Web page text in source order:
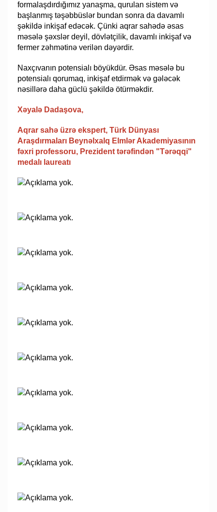
formalaşdırdığımız yanaşma, qurulan sistem və
başlanmış təşəbbüslər bundan sonra da davamlı
şəkildə inkişaf edəcək. Çünki aqrar sahədə əsas
məsələ şəxslər deyil, dövlətçilik, davamlı inkişaf və
fermer zəhmətinə verilən dəyərdir.
Naxçıvanın potensialı böyükdür. Əsas məsələ bu
potensialı qorumaq, inkişaf etdirmək və gələcək
nəsillərə daha güclü şəkildə ötürməkdir.
Xəyalə Dadaşova,
Aqrar sahə üzrə ekspert, Türk Dünyası
Araşdırmaları Beynəlxalq Elmlər Akademiyasının
fəxri professoru, Prezident tərəfindən "Tərəqqi"
medalı laureatı